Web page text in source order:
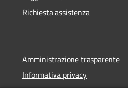
Richiesta assistenza
Amministrazione trasparente
Informativa privacy